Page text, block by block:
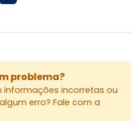
problema?
informações incorretas ou
erro? Fale com a